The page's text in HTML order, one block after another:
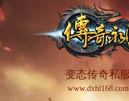
变态传奇私
www.dxhl168.com